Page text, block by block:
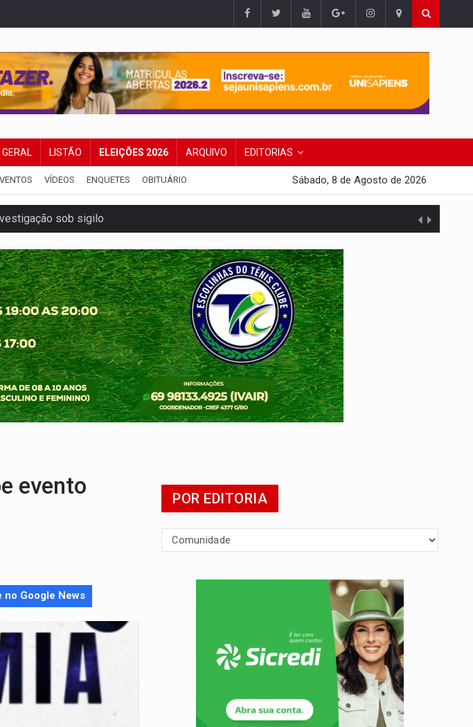
GERAL LISTÃO ELEIÇÕES 2026 ARQUIVO EDITORIAS
VÍDEOS ENQUETES OBITUÁRIO Sábado, 8 de Agosto de 2026
sob sigilo
para Rondônia
em Super Nova Era
corredor da cocaína
de uma ferrovia desgovernada
atingida por erosão na EFMM
e o jantar
ilegal pela Justiça
evento
no Google News
POR EDITORIA